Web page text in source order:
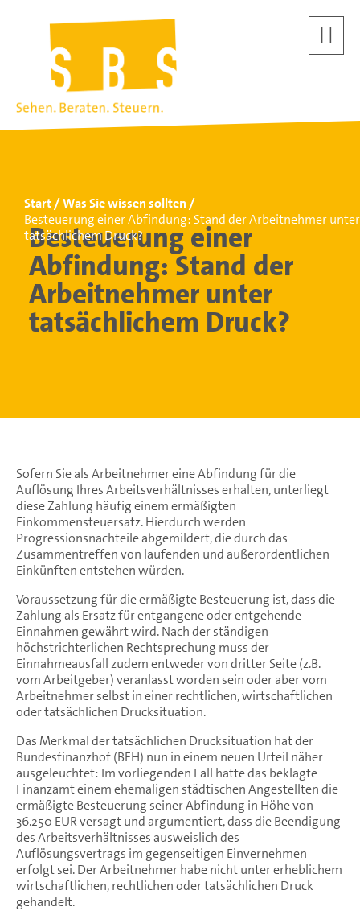
Start
Was Sie wissen sollten
Besteuerung einer Abfindung: Stand der Arbeitnehmer unter
tatsächlichem Druck?
Besteuerung einer
Abfindung: Stand der
Arbeitnehmer unter
tatsächlichem Druck?
Sofern Sie als Arbeitnehmer eine Abfindung für die
Auflösung Ihres Arbeitsverhältnisses erhalten, unterliegt
diese Zahlung häufig einem ermäßigten
Einkommensteuersatz. Hierdurch werden
Progressionsnachteile abgemildert, die durch das
Zusammentreffen von laufenden und außerordentlichen
Einkünften entstehen würden.
Voraussetzung für die ermäßigte Besteuerung ist, dass die
Zahlung als Ersatz für entgangene oder entgehende
Einnahmen gewährt wird. Nach der ständigen
höchstrichterlichen Rechtsprechung muss der
Einnahmeausfall zudem entweder von dritter Seite (z.B.
vom Arbeitgeber) veranlasst worden sein oder aber vom
Arbeitnehmer selbst in einer rechtlichen, wirtschaftlichen
oder tatsächlichen Drucksituation.
Das Merkmal der tatsächlichen Drucksituation hat der
Bundesfinanzhof (BFH) nun in einem neuen Urteil näher
ausgeleuchtet: Im vorliegenden Fall hatte das beklagte
Finanzamt einem ehemaligen städtischen Angestellten die
ermäßigte Besteuerung seiner Abfindung in Höhe von
36.250 EUR versagt und argumentiert, dass die Beendigung
des Arbeitsverhältnisses ausweislich des
Auflösungsvertrags im gegenseitigen Einvernehmen
erfolgt sei. Der Arbeitnehmer habe nicht unter erheblichem
wirtschaftlichen, rechtlichen oder tatsächlichen Druck
gehandelt.